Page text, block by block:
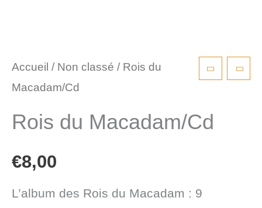
Accueil / Non classé / Rois du
Macadam/Cd
Rois du Macadam/Cd
€8,00
L’album des Rois du Macadam : 9